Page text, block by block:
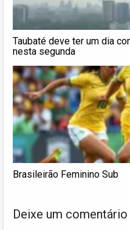
Taubaté deve ter um dia
nesta segunda
Brasileirão Feminino Sub
Deixe um comentário